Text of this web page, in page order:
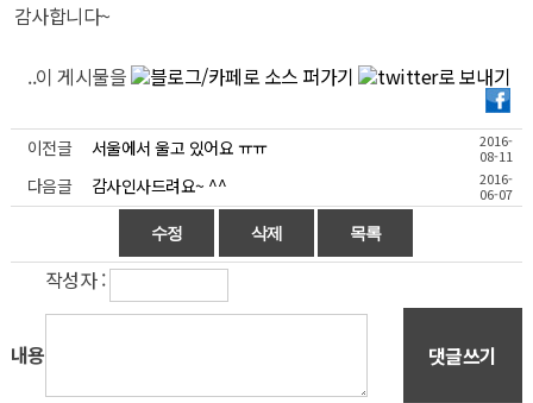
감사합니다~
..이 게시물을
이전글 서울에서 울고 있어요 ㅠㅠ
2016-
08-11
다음글 감사인사드려요~ ^^
2016-
06-07
작성자 :
내용 댓글쓰기